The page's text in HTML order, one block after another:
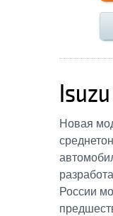
Новая
России